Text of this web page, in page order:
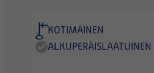
KOTIMAINEN
ALKUPERÄISLAATUINEN